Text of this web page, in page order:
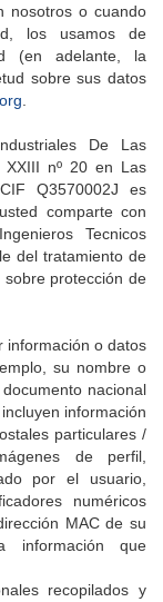
nosotros o cuando
los usamos de
(en adelante, la
sobre sus datos
De Las
nº 20 en Las
Q3570002J es
comparte con
Tecnicos
del tratamiento de
protección de
información o datos
su nombre o
nacional
información
particulares /
de perfil,
por el usuario,
numéricos
MAC de su
información que
recopilados y